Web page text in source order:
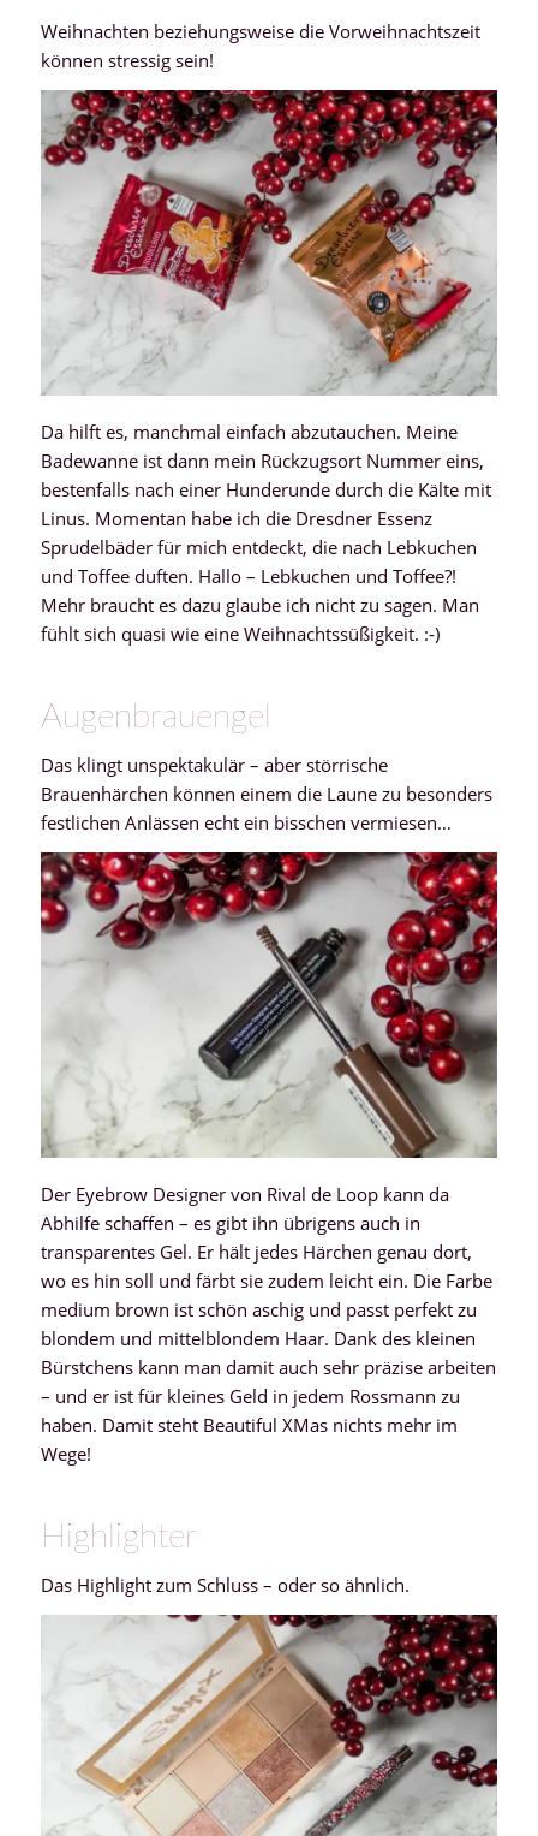
Weihnachten beziehungsweise die Vorweihnachtszeit
können stressig sein!
Da hilft es, manchmal einfach abzutauchen. Meine
Badewanne ist dann mein Rückzugsort Nummer eins,
bestenfalls nach einer Hunderunde durch die Kälte mit
Linus. Momentan habe ich die Dresdner Essenz
Sprudelbäder für mich entdeckt, die nach Lebkuchen
und Toffee duften. Hallo – Lebkuchen und Toffee?!
Mehr braucht es dazu glaube ich nicht zu sagen. Man
fühlt sich quasi wie eine Weihnachtssüßigkeit. :-)
Augenbrauengel
Das klingt unspektakulär – aber störrische
Brauenhärchen können einem die Laune zu besonders
festlichen Anlässen echt ein bisschen vermiesen…
Der Eyebrow Designer von Rival de Loop kann da
Abhilfe schaffen – es gibt ihn übrigens auch in
transparentes Gel. Er hält jedes Härchen genau dort,
wo es hin soll und färbt sie zudem leicht ein. Die Farbe
medium brown ist schön aschig und passt perfekt zu
blondem und mittelblondem Haar. Dank des kleinen
Bürstchens kann man damit auch sehr präzise arbeiten
– und er ist für kleines Geld in jedem Rossmann zu
haben. Damit steht Beautiful XMas nichts mehr im
Wege!
Highlighter
Das Highlight zum Schluss – oder so ähnlich.